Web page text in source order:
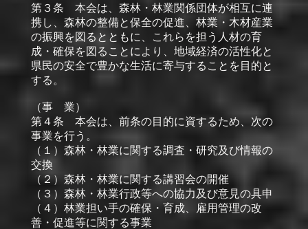
第３条 本会は、森林・林業関係団体が相互に連
携し、森林の整備と保全の促進、林業・木材産業
の振興を図るとともに、これらを担う人材の育
成・確保を図ることにより、地域経済の活性化と
県民の安全で豊かな生活に寄与することを目的と
する。
（事 業）
第４条 本会は、前条の目的に資するため、次の
事業を行う。
（１）森林・林業に関する調査・研究及び情報の
交換
（２）森林・林業に関する講習会の開催
（３）森林・林業行政等への協力及び意見の具申
（４）林業担い手の確保・育成、雇用管理の改
善・促進等に関する事業